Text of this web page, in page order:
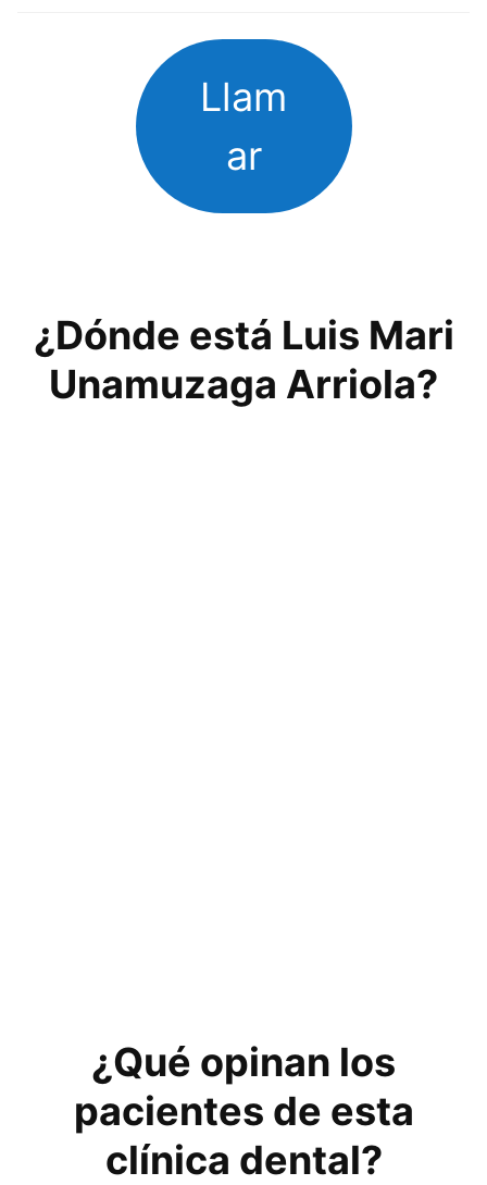
Llam
ar
¿Dónde está Luis Mari
Unamuzaga Arriola?
¿Qué opinan los
pacientes de esta
clínica dental?